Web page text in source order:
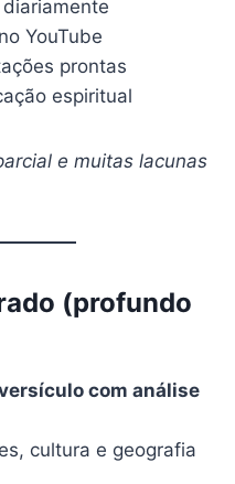
YouTube
prontas
espiritual
e muitas lacunas
(profundo
com análise
cultura e geografia